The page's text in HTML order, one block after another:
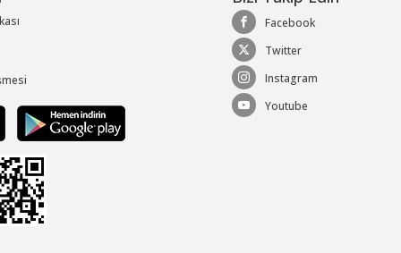
Facebook
Twitter
Instagram
Youtube